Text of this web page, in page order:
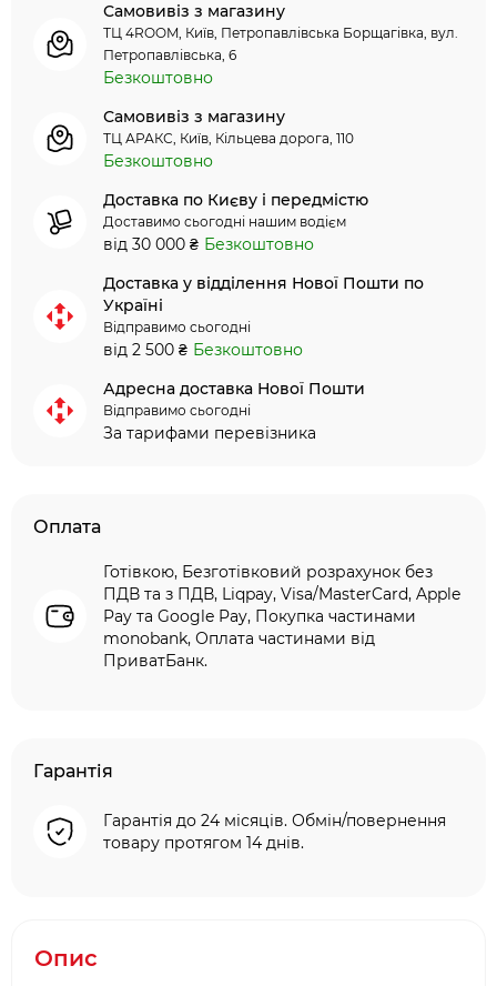
Самовивіз з магазину
ТЦ 4ROOM, Київ, Петропавлівська Борщагівка, вул.
Петропавлівська, 6
Безкоштовно
Самовивіз з магазину
ТЦ АРАКС, Київ, Кільцева дорога, 110
Безкоштовно
Доставка по Києву і передмістю
Доставимо сьогодні нашим водієм
від 30 000 ₴ Безкоштовно
Доставка у відділення Нової Пошти по
Україні
Відправимо сьогодні
від 2 500 ₴ Безкоштовно
Адресна доставка Нової Пошти
Відправимо сьогодні
За тарифами перевізника
Оплата
Готівкою, Безготівковий розрахунок без
ПДВ та з ПДВ, Liqpay, Visa/MasterCard, Apple
Pay та Google Pay, Покупка частинами
monobank, Оплата частинами від
ПриватБанк.
Гарантія
Гарантія до 24 місяців. Обмін/повернення
товару протягом 14 днів.
Опис